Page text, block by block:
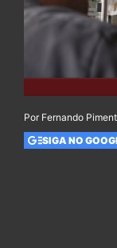
Por Fernando
SIGA NO